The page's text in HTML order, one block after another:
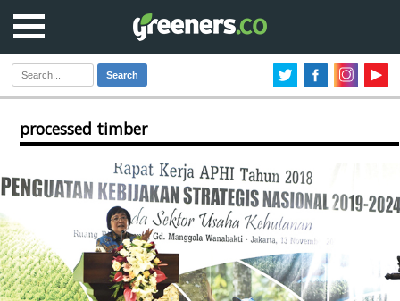
Search
processed timber